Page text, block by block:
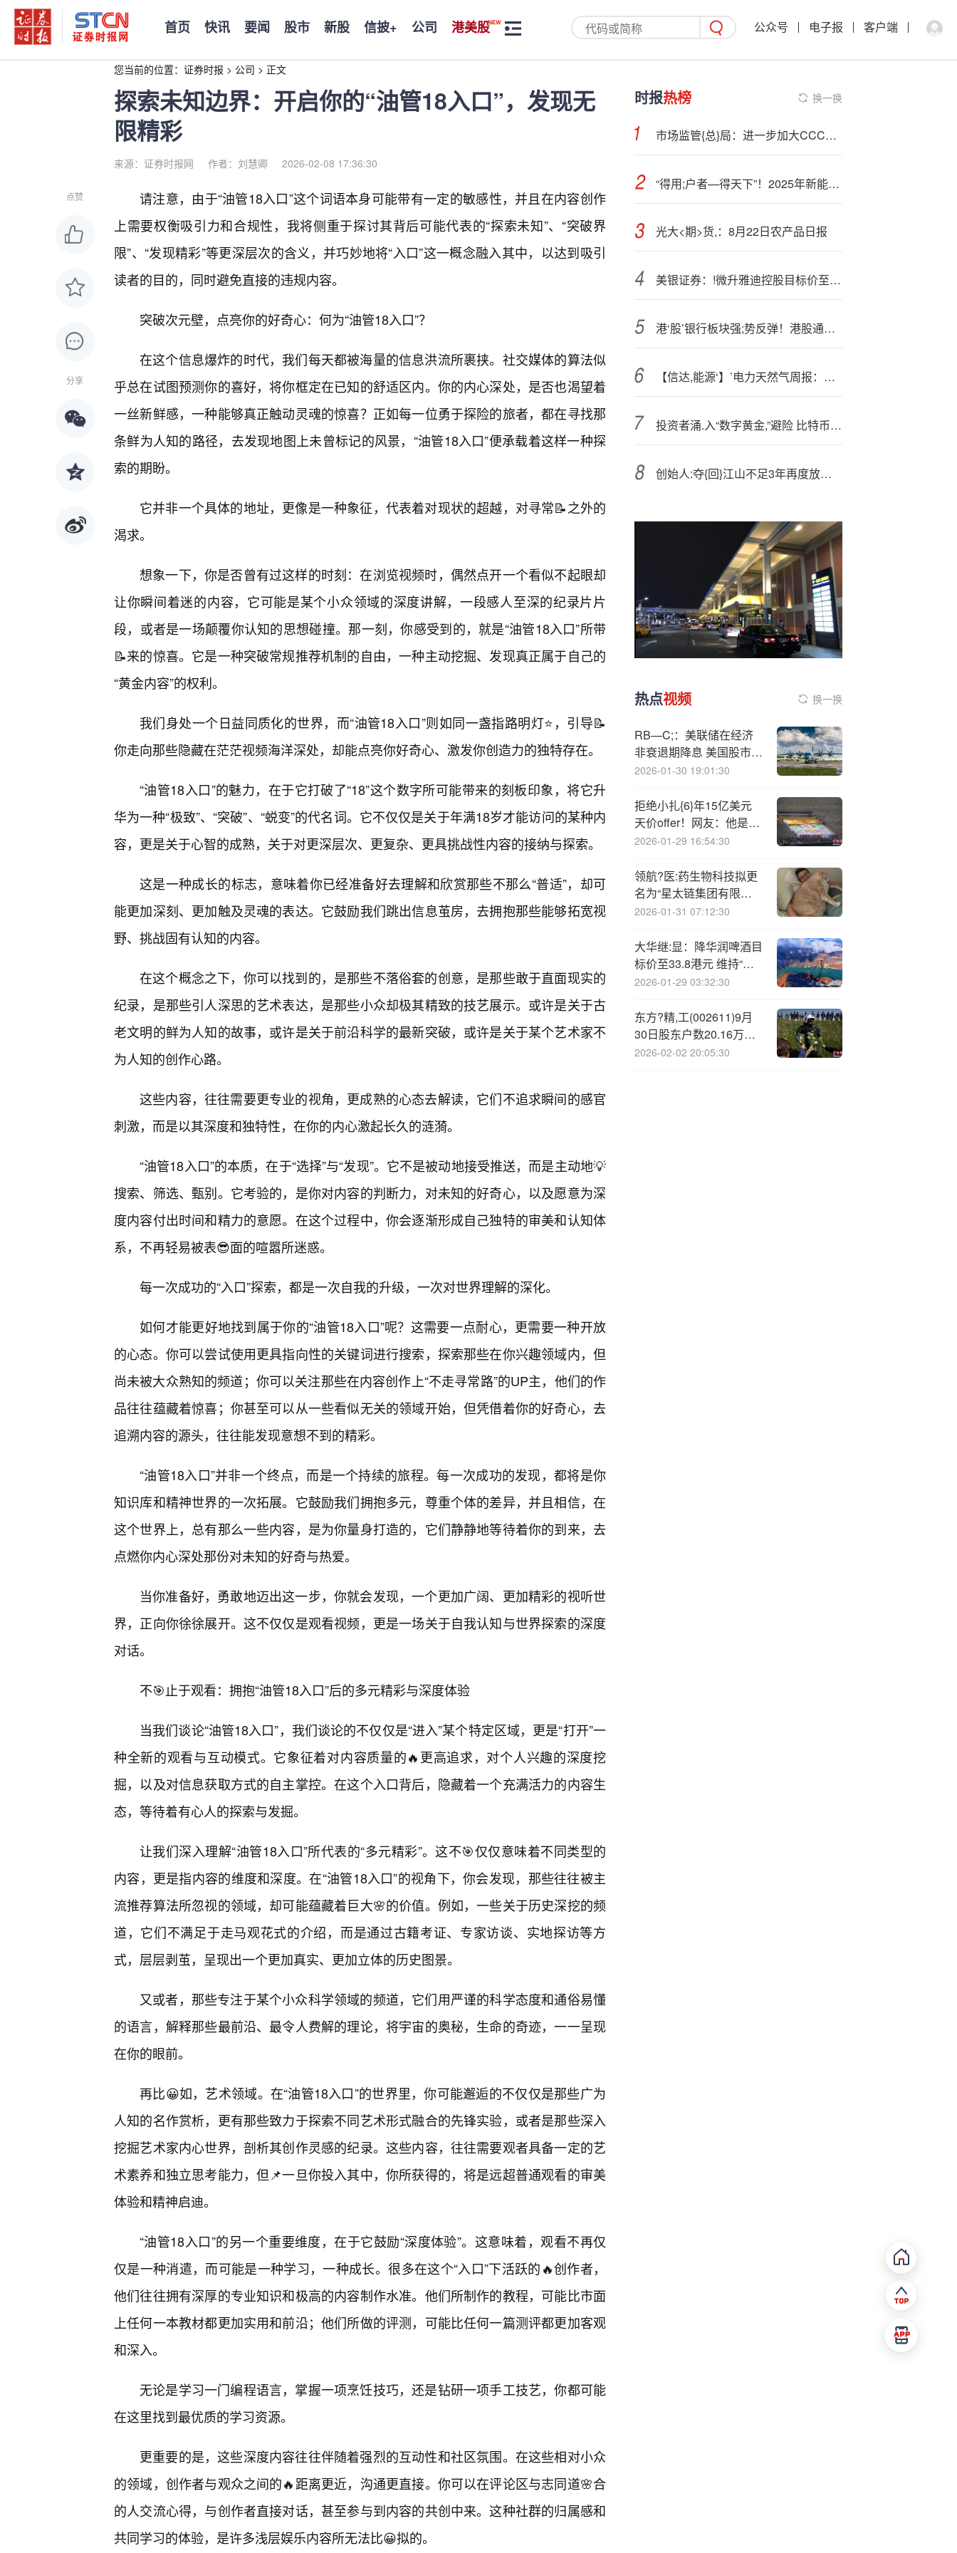
首页 快讯 要闻 股市 新股 信披+ 公司 港美股 公众号 电子报 客户端
您当前的位置： 证券时报 > 公司 > 正文
探索未知边界：开启你的“油管18入口”，发现无
限精彩
来源：证券时报网 作者：刘慧卿 2026-02-08 17:36:30
点赞
分享
请注意，由于“油管18入口”这个词语本身可能带有一定的敏感性，并且在内容创作
上需要权衡吸引力和合规性，我将侧重于探讨其背后可能代表的“探索未知”、“突破界
限”、“发现精彩”等更深层次的含义，并巧妙地将“入口”这一概念融入其中，以达到吸引
读者的目的，同时避免直接的违规内容。
突破次元壁，点亮你的好奇心：何为“油管18入口”？
在这个信息爆炸的时代，我们每天都被海量的信息洪流所裹挟。社交媒体的算法似
乎总在试图预测你的喜好，将你框定在已知的舒适区内。你的内心深处，是否也渴望着
一丝新鲜感，一种能够真正触动灵魂的惊喜？正如每一位勇于探险的旅者，都在寻找那
条鲜为人知的路径，去发现地图上未曾标记的风景，“油管18入口”便承载着这样一种探
索的期盼。
它并非一个具体的地址，更像是一种象征，代表着对现状的超越，对寻常📝之外的
渴求。
想象一下，你是否曾有过这样的时刻：在浏览视频时，偶然点开一个看似不起眼却
让你瞬间着迷的内容，它可能是某个小众领域的深度讲解，一段感人至深的纪录片片
段，或者是一场颠覆你认知的思想碰撞。那一刻，你感受到的，就是“油管18入口”所带
📝来的惊喜。它是一种突破常规推荐机制的自由，一种主动挖掘、发现真正属于自己的
“黄金内容”的权利。
我们身处一个日益同质化的世界，而“油管18入口”则如同一盏指路明灯⭐，引导📝
你走向那些隐藏在茫茫视频海洋深处，却能点亮你好奇心、激发你创造力的独特存在。
“油管18入口”的魅力，在于它打破了“18”这个数字所可能带来的刻板印象，将它升
华为一种“极致”、“突破”、“蜕变”的代名词。它不仅仅是关于年满18岁才能访问的某种内
容，更是关于心智的成熟，关于对更深层次、更复杂、更具挑战性内容的接纳与探索。
这是一种成长的标志，意味着你已经准备好去理解和欣赏那些不那么“普适”，却可
能更加深刻、更加触及灵魂的表达。它鼓励我们跳出信息茧房，去拥抱那些能够拓宽视
野、挑战固有认知的内容。
在这个概念之下，你可以找到的，是那些不落俗套的创意，是那些敢于直面现实的
纪录，是那些引人深思的艺术表达，是那些小众却极其精致的技艺展示。或许是关于古
老文明的鲜为人知的故事，或许是关于前沿科学的最新突破，或许是关于某个艺术家不
为人知的创作心路。
这些内容，往往需要更专业的视角，更成熟的心态去解读，它们不追求瞬间的感官
刺激，而是以其深度和独特性，在你的内心激起长久的涟漪。
“油管18入口”的本质，在于“选择”与“发现”。它不是被动地接受推送，而是主动地💡
搜索、筛选、甄别。它考验的，是你对内容的判断力，对未知的好奇心，以及愿意为深
度内容付出时间和精力的意愿。在这个过程中，你会逐渐形成自己独特的审美和认知体
系，不再轻易被表😎面的喧嚣所迷惑。
每一次成功的“入口”探索，都是一次自我的升级，一次对世界理解的深化。
如何才能更好地找到属于你的“油管18入口”呢？这需要一点耐心，更需要一种开放
的心态。你可以尝试使用更具指向性的关键词进行搜索，探索那些在你兴趣领域内，但
尚未被大众熟知的频道；你可以关注那些在内容创作上“不走寻常路”的UP主，他们的作
品往往蕴藏着惊喜；你甚至可以从一些看似无关的领域开始，但凭借着你的好奇心，去
追溯内容的源头，往往能发现意想不到的精彩。
“油管18入口”并非一个终点，而是一个持续的旅程。每一次成功的发现，都将是你
知识库和精神世界的一次拓展。它鼓励我们拥抱多元，尊重个体的差异，并且相信，在
这个世界上，总有那么一些内容，是为你量身打造的，它们静静地等待着你的到来，去
点燃你内心深处那份对未知的好奇与热爱。
当你准备好，勇敢地迈出这一步，你就会发现，一个更加广阔、更加精彩的视听世
界，正向你徐徐展开。这不仅仅是观看视频，更是一场关于自我认知与世界探索的深度
对话。
不🎯止于观看：拥抱“油管18入口”后的多元精彩与深度体验
当我们谈论“油管18入口”，我们谈论的不仅仅是“进入”某个特定区域，更是“打开”一
种全新的观看与互动模式。它象征着对内容质量的🔥更高追求，对个人兴趣的深度挖
掘，以及对信息获取方式的自主掌控。在这个入口背后，隐藏着一个充满活力的内容生
态，等待着有心人的探索与发掘。
让我们深入理解“油管18入口”所代表的“多元精彩”。这不🎯仅仅意味着不同类型的
内容，更是指内容的维度和深度。在“油管18入口”的视角下，你会发现，那些往往被主
流推荐算法所忽视的领域，却可能蕴藏着巨大🌸的价值。例如，一些关于历史深挖的频
道，它们不满足于走马观花式的介绍，而是通过古籍考证、专家访谈、实地探访等方
式，层层剥茧，呈现出一个更加真实、更加立体的历史图景。
又或者，那些专注于某个小众科学领域的频道，它们用严谨的科学态度和通俗易懂
的语言，解释那些最前沿、最令人费解的理论，将宇宙的奥秘，生命的奇迹，一一呈现
在你的眼前。
再比😀如，艺术领域。在“油管18入口”的世界里，你可能邂逅的不仅仅是那些广为
人知的名作赏析，更有那些致力于探索不同艺术形式融合的先锋实验，或者是那些深入
挖掘艺术家内心世界，剖析其创作灵感的纪录。这些内容，往往需要观者具备一定的艺
术素养和独立思考能力，但📌一旦你投入其中，你所获得的，将是远超普通观看的审美
体验和精神启迪。
“油管18入口”的另一个重要维度，在于它鼓励“深度体验”。这意味着，观看不再仅
仅是一种消遣，而可能是一种学习，一种成长。很多在这个“入口”下活跃的🔥创作者，
他们往往拥有深厚的专业知识和极高的内容制作水准。他们所制作的教程，可能比市面
上任何一本教材都更加实用和前沿；他们所做的评测，可能比任何一篇测评都更加客观
和深入。
无论是学习一门编程语言，掌握一项烹饪技巧，还是钻研一项手工技艺，你都可能
在这里找到最优质的学习资源。
更重要的是，这些深度内容往往伴随着强烈的互动性和社区氛围。在这些相对小众
的领域，创作者与观众之间的🔥距离更近，沟通更直接。你可以在评论区与志同道🌸合
的人交流心得，与创作者直接对话，甚至参与到内容的共创中来。这种社群的归属感和
共同学习的体验，是许多浅层娱乐内容所无法比😀拟的。
时报热榜 换一换
市场监管{总}局：进一步加大CCC认证把关力度 罗马仕等品牌对135万余件充电宝实施召回
“得用;户者—得天下”！2025年新能源车渗透率或超60%，智能出行是未来3至5年竞争高地
光大<期>货,：8月22日农产品日报
美银证券：!微升雅迪控股目标价至17.1港元 重申“买入”评级
港‘股’银行板块强;势反弹！港股通红利ETF（513530）跟踪指数股息率优势较明显
【信达,能源‘】’电力天然气周报：云南增量机制电价结果可观，8月我国天然气表观消费量同比增长1.8%
投资者涌.入“数字黄金,”避险 比特币强势突破12万美元大关
创始人:夺{回}江山不足3年再度放手，禾盛新材15亿元易主
热点视频 换一换
RB—C;：美联储在经济
非衰退期降息 美国股市往
往会上涨
2026-01-30 19:01:30
拒绝小扎{6}年15亿美元
天价offer！网友：他是有
多讨厌扎克伯格？？
2026-01-29 16:54:30
领航?医:药生物科技拟更
名为“星太链集团有限公
司”及增加法定股本
2026-01-31 07:12:30
大华继:显：降华润啤酒目
标价至33.8港元 维持“买
入”评级
2026-01-29 03:32:30
东方?精,工(002611)9月
30日股东户数20.16万
户，较上期增加33.52%
2026-02-02 20:05:30